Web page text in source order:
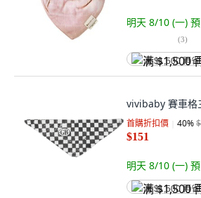
明天 8/10 (一)
(3)
满 $1,500 再
vivibaby 賽車格
首購折扣價 40%
$151
明天 8/10 (一)
满 $1,500 再